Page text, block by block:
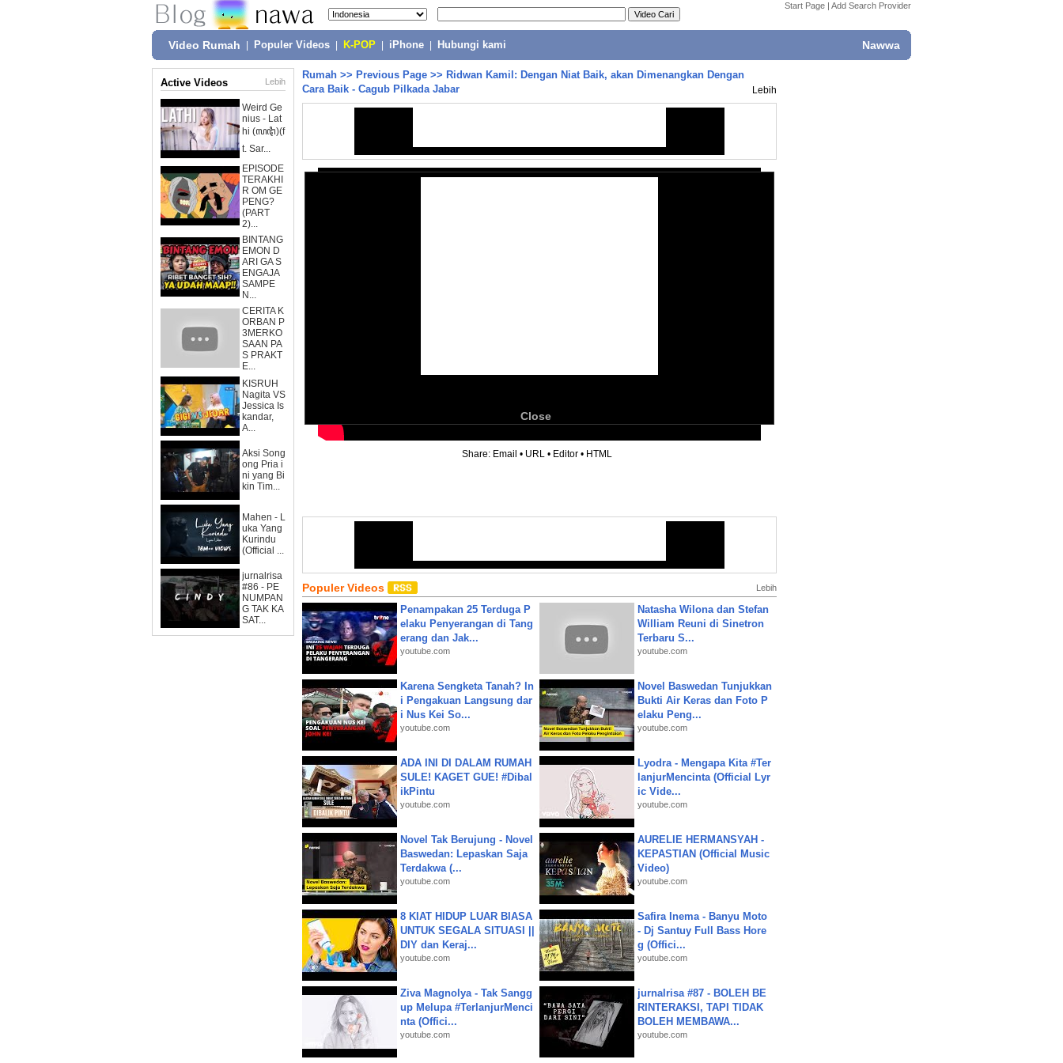
Start Page | Add Search Provider
Video Rumah Populer Videos K-POP iPhone Hubungi kami Nawwa
Active Videos Lebih
Weird Ge
nius - Lat
hi (ꦭꦛꦶ)(f
t. Sar...
EPISODE
TERAKHI
R OM GE
PENG?
(PART
2)...
BINTANG
EMON D
ARI GA S
ENGAJA
SAMPE
N...
CERITA K
ORBAN P
3MERKO
SAAN PA
S PRAKT
E...
KISRUH
Nagita VS
Jessica Is
kandar,
A...
Aksi Song
ong Pria i
ni yang Bi
kin Tim...
Mahen - L
uka Yang
Kurindu
(Official ...
jurnalrisa
#86 - PE
NUMPAN
G TAK KA
SAT...
Rumah >> Previous Page >> Ridwan Kamil: Dengan Niat Baik, akan Dimenangkan Dengan
Cara Baik - Cagub Pilkada Jabar
Lebih
Close
Share: Email • URL • Editor • HTML
Populer Videos Lebih
Penampakan 25 Terduga P
elaku Penyerangan di Tang
erang dan Jak...
youtube.com
Natasha Wilona dan Stefan
William Reuni di Sinetron
Terbaru S...
youtube.com
Karena Sengketa Tanah? In
i Pengakuan Langsung dar
i Nus Kei So...
youtube.com
Novel Baswedan Tunjukkan
Bukti Air Keras dan Foto P
elaku Peng...
youtube.com
ADA INI DI DALAM RUMAH
SULE! KAGET GUE! #Dibal
ikPintu
youtube.com
Lyodra - Mengapa Kita #Ter
lanjurMencinta (Official Lyr
ic Vide...
youtube.com
Novel Tak Berujung - Novel
Baswedan: Lepaskan Saja
Terdakwa (...
youtube.com
AURELIE HERMANSYAH -
KEPASTIAN (Official Music
Video)
youtube.com
8 KIAT HIDUP LUAR BIASA
UNTUK SEGALA SITUASI ||
DIY dan Keraj...
youtube.com
Safira Inema - Banyu Moto
- Dj Santuy Full Bass Hore
g (Offici...
youtube.com
Ziva Magnolya - Tak Sangg
up Melupa #TerlanjurMenci
nta (Offici...
youtube.com
jurnalrisa #87 - BOLEH BE
RINTERAKSI, TAPI TIDAK
BOLEH MEMBAWA...
youtube.com